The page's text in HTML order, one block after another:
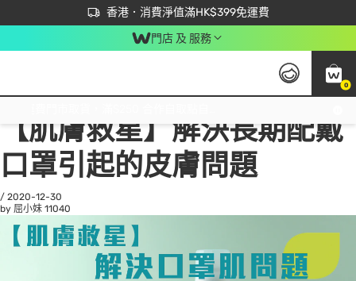
香港．消費淨值滿HK$399免運費
立即成為易賞錢會員盡享獨家優惠
首次APP下單買滿$450 輸入 NEWAPP 即減$50
門店 及 服務
0
All
【肌膚救星】解決長期配戴
口罩引起的皮膚問題
/ 2020-12-30
by 屈小妹 11040